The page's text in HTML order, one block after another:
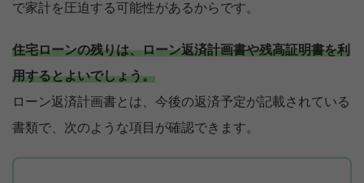
で家計を圧迫する可能性があるからです。
住宅ローンの残りは、ローン返済計画書や残高証明書を利
用するとよいでしょう。
ローン返済計画書とは、今後の返済予定が記載されている
書類で、次のような項目が確認できます。